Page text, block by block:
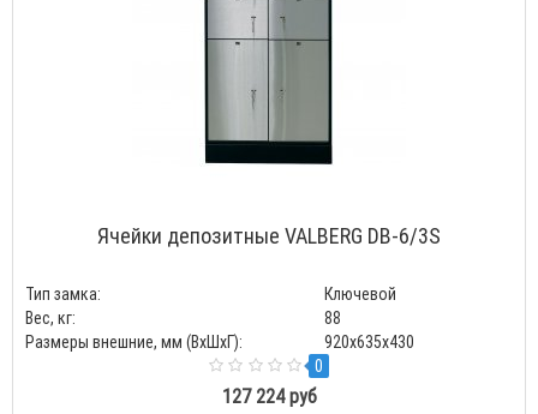
Ячейки депозитные VALBERG DB-6/3S
Тип замка:
Ключевой
Вес, кг:
88
Размеры внешние, мм (ВхШхГ):
920x635x430
0
127 224 руб